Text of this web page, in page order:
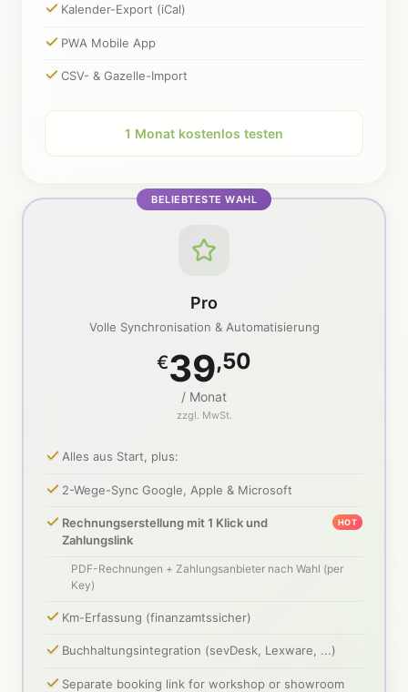
Kalender-Export (iCal)
PWA Mobile App
CSV- & Gazelle-Import
1 Monat kostenlos testen
BELIEBTESTE WAHL
Pro
Volle Synchronisation & Automatisierung
€39,50
/ Monat
zzgl. MwSt.
Alles aus Start, plus:
2-Wege-Sync Google, Apple & Microsoft
Rechnungserstellung mit 1 Klick und
Zahlungslink
HOT
PDF-Rechnungen + Zahlungsanbieter nach Wahl (per
Key)
Km-Erfassung (finanzamtssicher)
Buchhaltungsintegration (sevDesk, Lexware, ...)
Separate booking link for workshop or showroom